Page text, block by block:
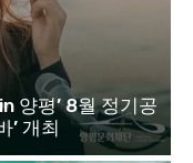
양평’ 8월 정기공
’ 개최